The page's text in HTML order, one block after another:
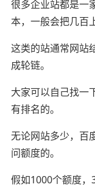
很多企业站都是一
本，一般会把几百
这类的站通常网站
成轮链。
大家可以自己找一
有排名的。
无论网站多少，百
问额度的。
假如1000个额度